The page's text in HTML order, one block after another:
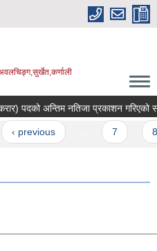
पदको अन्तिम नतिजा प्रकाशन गरिएको
‹ previous